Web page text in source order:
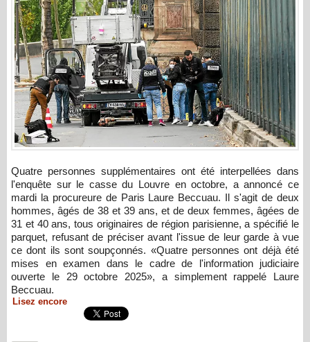
Quatre personnes supplémentaires ont été interpellées dans
l'enquête sur le casse du Louvre en octobre, a annoncé ce
mardi la procureure de Paris Laure Beccuau. Il s'agit de deux
hommes, âgés de 38 et 39 ans, et de deux femmes, âgées de
31 et 40 ans, tous originaires de région parisienne, a spécifié le
parquet, refusant de préciser avant l'issue de leur garde à vue
ce dont ils sont soupçonnés. «Quatre personnes ont déjà été
mises en examen dans le cadre de l'information judiciaire
ouverte le 29 octobre 2025», a simplement rappelé Laure
Beccuau.
Lisez encore